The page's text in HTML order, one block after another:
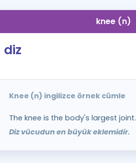
knee (n)
diz
Knee (n) ingilizce örnek cümle
The knee is the body's largest joint.
Diz vücudun en büyük eklemidir.